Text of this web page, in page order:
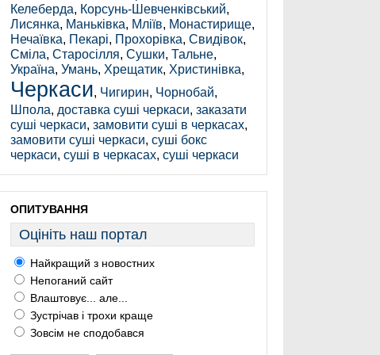
Келеберда, Корсунь-Шевченківський,
Лисянка, Маньківка, Мліїв, Монастирище,
Нечаївка, Пекарі, Прохорівка, Свидівок,
Сміла, Старосілля, Сушки, Тальне,
Україна, Умань, Хрещатик, Христинівка,
Черкаси, Чигирин, Чорнобай,
Шпола, доставка суші черкаси, заказати
суші черкаси, замовити суші в черкасах,
замовити суші черкаси, суші бокс
черкаси, суші в черкасах, суші черкаси
ОПИТУВАННЯ
Оцініть наш портал
Найкращий з новостних
Непоганий сайт
Влаштовує... але...
Зустрічав і трохи краще
Зовсім не сподобався